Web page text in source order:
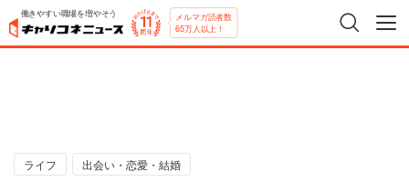
働きやすい職場を増やそう メルマガ読者数
65万人以上！
ライフ 出会い・恋愛・結婚